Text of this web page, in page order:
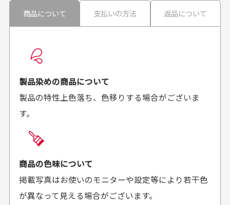
良かった！
がとうございます。丁寧
に梱包されていて、商品
の状態も良好でした。気
があればよろしくお願い
30代男性
来ました。またお願いし
お届け希望日時をご指定頂けます。
ご注文時にご指定下さい。
商品の受け渡しは、ゆうパックでの配送のみとさせて
頂いております。
商品購入からどれくらいで発送してもらえます
商品について 支払いの方法 返品について
製品染めの商品について
製品の特性上色落ち、色移りする場合がございま
す。
商品の色味について
掲載写真はお使いのモニターや設定等により若干色
が異なって見える場合がございます。